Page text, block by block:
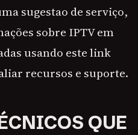
sugestao de serviço,
sobre IPTV em
usando este link
recursos e suporte.
QUE